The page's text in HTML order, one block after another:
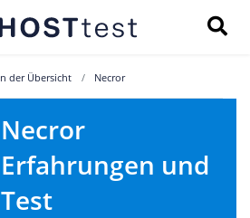
der Übersicht Necror
Necror
Erfahrungen und
Test